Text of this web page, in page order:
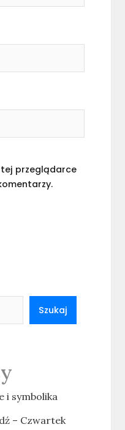
przeglądarce
Szukaj
i symbolika
– Czwartek